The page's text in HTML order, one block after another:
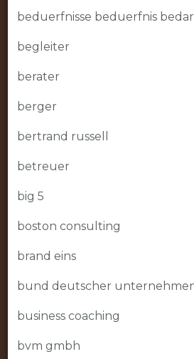
beduerfnisse beduerfnis
begleiter
berater
berger
bertrand russell
betreuer
big 5
boston consulting
brand eins
bund deutscher
business coaching
bvm gmbh